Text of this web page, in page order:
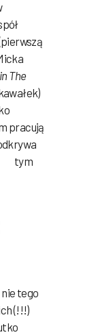
The
pracują
tym
tego
(!!!)